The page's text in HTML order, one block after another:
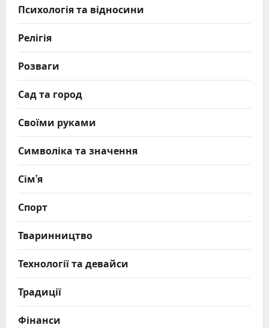
Психологія та відносини
Релігія
Розваги
Сад та город
Своїми руками
Символіка та значення
Сім’я
Спорт
Тваринництво
Технології та девайси
Традиції
Фінанси